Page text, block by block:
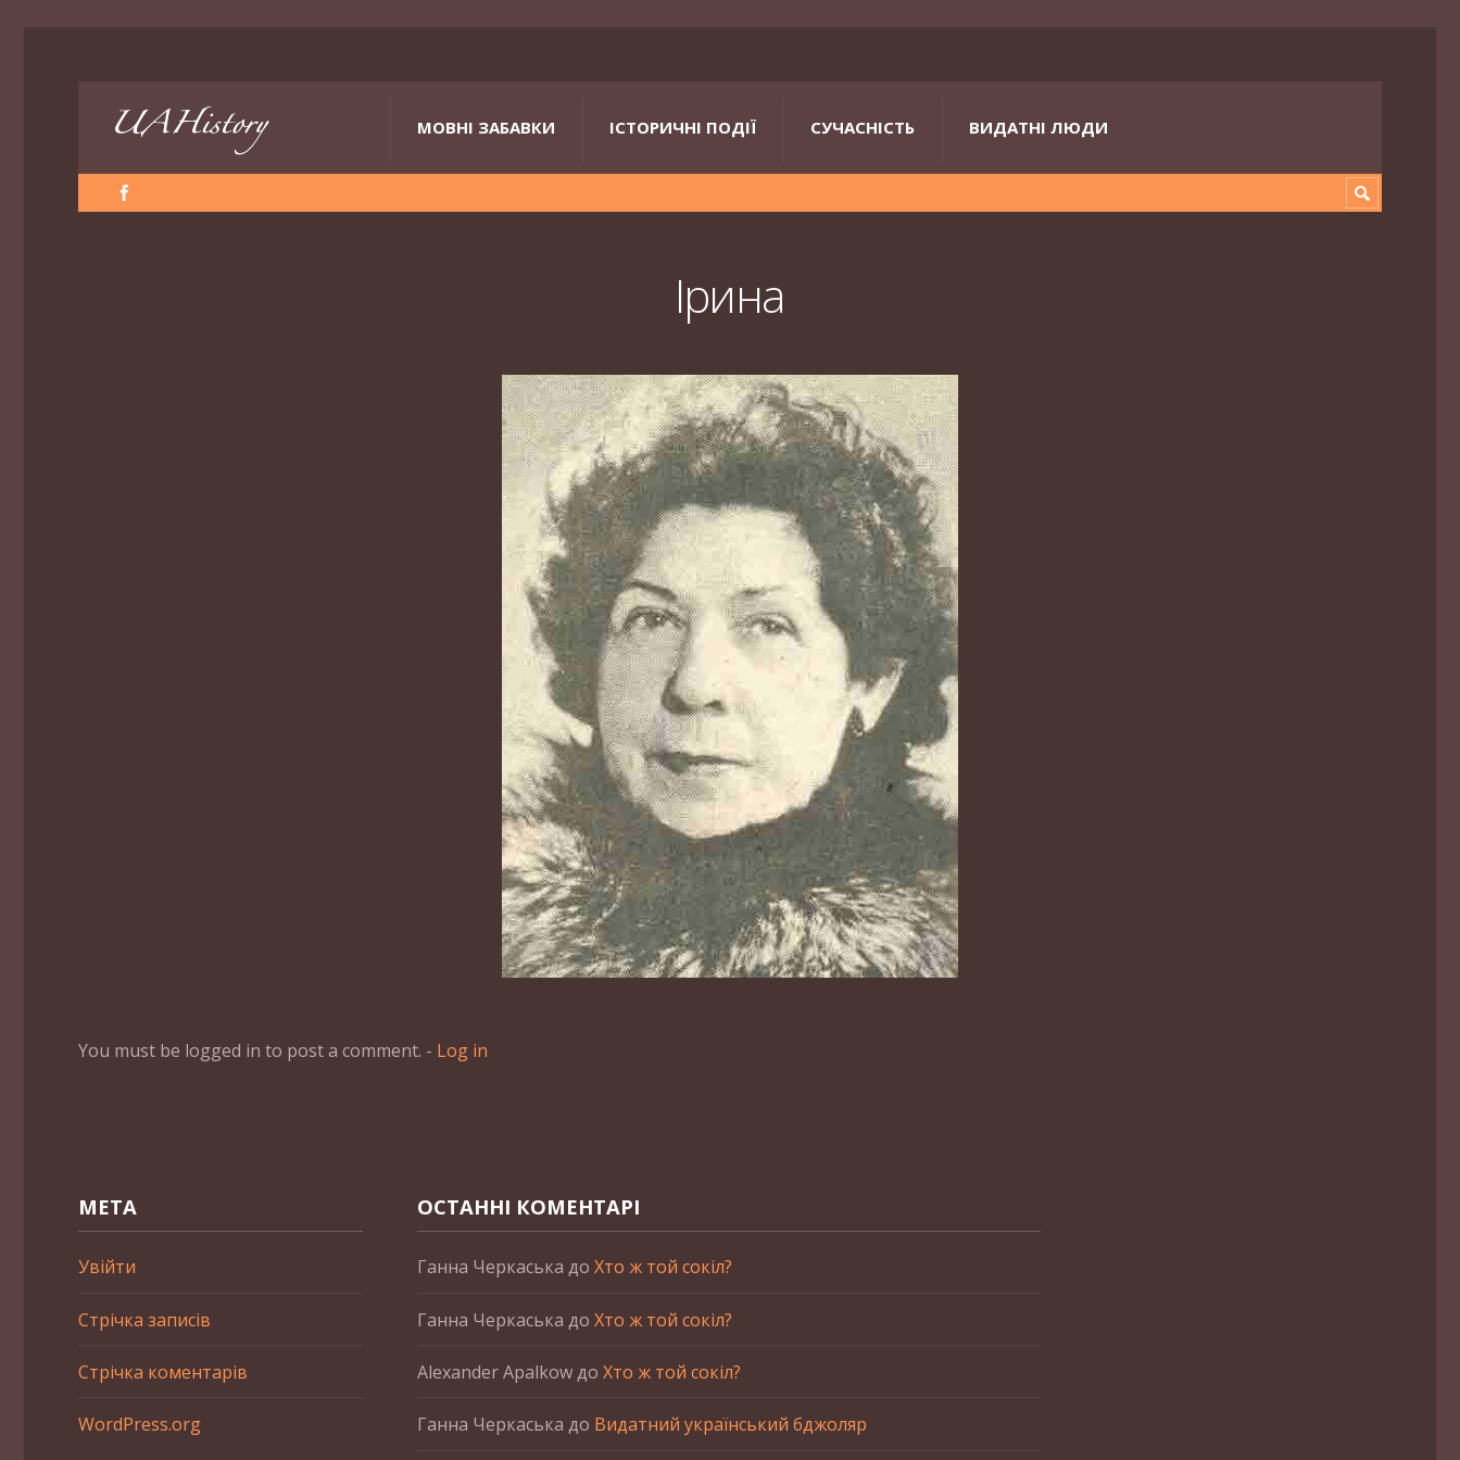
МОВНІ ЗАБАВКИ ІСТОРИЧНІ ПОДІЇ СУЧАСНІСТЬ ВИДАТНІ ЛЮДИ
Ірина
You must be logged in to post a comment. - Log in
МЕТА
Увійти
Стрічка записів
Стрічка коментарів
WordPress.org
ОСТАННІ КОМЕНТАРІ
Ганна Черкаська до Хто ж той сокіл?
Ганна Черкаська до Хто ж той сокіл?
Alexander Apalkowдо Хто ж той сокіл?
Ганна Черкаська до Видатний український бджоляр